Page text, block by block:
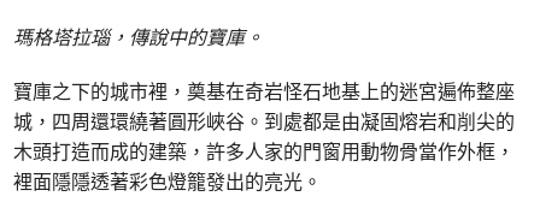
瑪格塔拉瑙，傳說中的寶庫。
寶庫之下的城市裡，奠基在奇岩怪石地基上的迷宮遍佈整座
城，四周還環繞著圓形峽谷。到處都是由凝固熔岩和削尖的
木頭打造而成的建築，許多人家的門窗用動物骨當作外框，
裡面隱隱透著彩色燈籠發出的亮光。